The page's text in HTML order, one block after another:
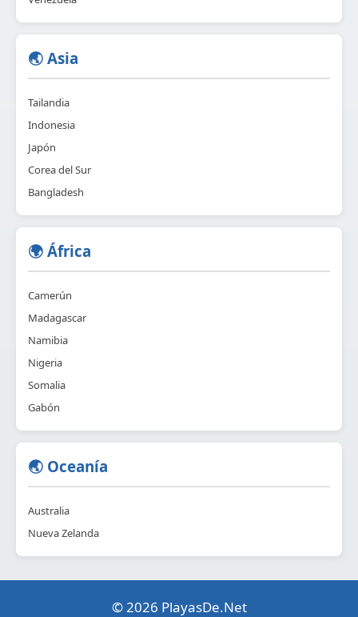
🌏 Asia
Tailandia
Indonesia
Japón
Corea del Sur
Bangladesh
🌍 África
Camerún
Madagascar
Namibia
Nigeria
Somalia
Gabón
🌏 Oceanía
Australia
Nueva Zelanda
© 2026 PlayasDe.Net